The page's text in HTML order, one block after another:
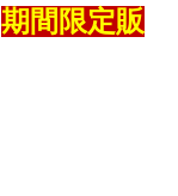
期間限定販